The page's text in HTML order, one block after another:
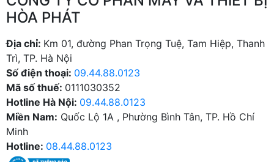
HÒA PHÁT
Địa chỉ: Km 01, đường Phan Trọng Tuệ, Tam Hiệp, Thanh
Trì, TP. Hà Nội
Số điện thoại: 09.44.88.0123
Mã số thuế: 0111030352
Hotline Hà Nội: 09.44.88.0123
Miền Nam: Quốc Lộ 1A , Phường Bình Tân, TP. Hồ Chí
Minh
Hotline: 08.44.88.0123